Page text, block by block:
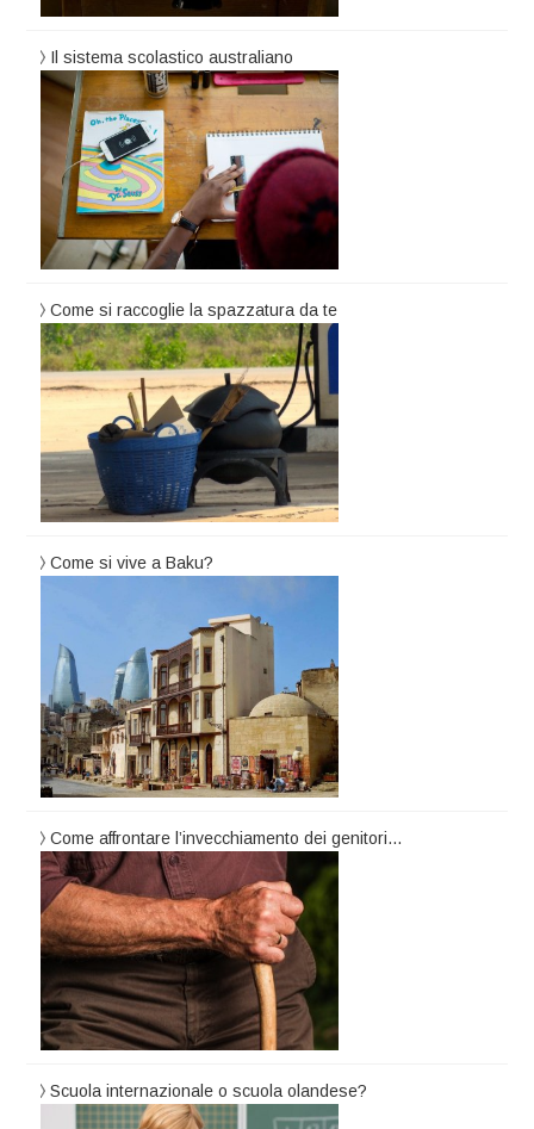
Il sistema scolastico australiano
Come si raccoglie la spazzatura da te
Come si vive a Baku?
Come affrontare l’invecchiamento dei genitori…
Scuola internazionale o scuola olandese?